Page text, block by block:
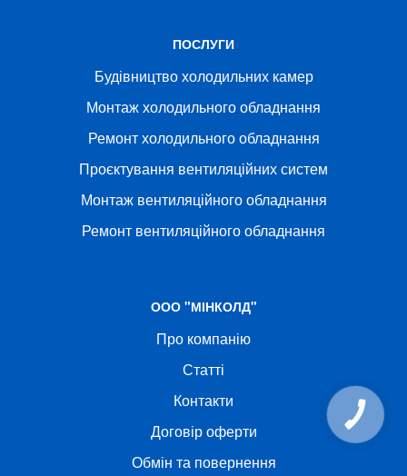
ПОСЛУГИ
Будівництво холодильних камер
Монтаж холодильного обладнання
Ремонт холодильного обладнання
Проєктування вентиляційних систем
Монтаж вентиляційного обладнання
Ремонт вентиляційного обладнання
ООО "МІНКОЛД"
Про компанію
Статті
Контакти
Договір оферти
Обмін та повернення
КНОПКА
СВЯЗИ